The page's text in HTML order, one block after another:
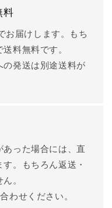
料
お届けします。もち
料無料です。
の発送は別途送料が
った場合には、直
。もちろん返送・
。
わせください。